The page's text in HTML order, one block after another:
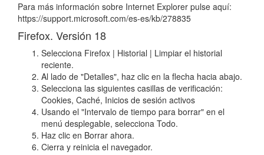
Para más información sobre Internet Explorer pulse aquí:
https://support.microsoft.com/es-es/kb/278835
Firefox. Versión 18
Selecciona Firefox | Historial | Limpiar el historial
reciente.
Al lado de "Detalles", haz clic en la flecha hacia abajo.
Selecciona las siguientes casillas de verificación:
Cookies, Caché, Inicios de sesión activos
Usando el "Intervalo de tiempo para borrar" en el
menú desplegable, selecciona Todo.
Haz clic en Borrar ahora.
Cierra y reinicia el navegador.